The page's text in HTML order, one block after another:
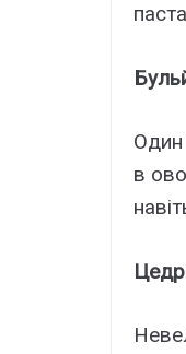
Один
в